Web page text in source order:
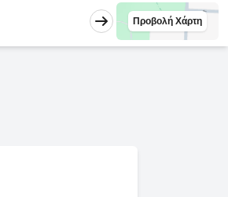
Προβολή Χάρτη